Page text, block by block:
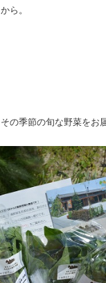
ら。
の季節の旬な野菜をお